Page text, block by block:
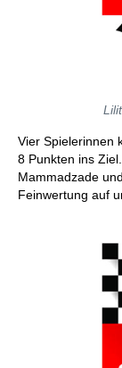
Vier Spielerinnen
8 Punkten ins
Mammadzade
Feinwertung auf